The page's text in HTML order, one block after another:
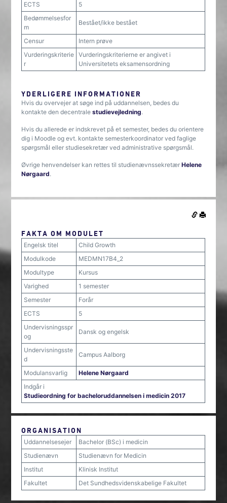
ECTS
5
Bedømmelsesfor
m
Bestået/ikke bestået
Censur
Intern prøve
Vurderingskriterie
r
Vurderingskriterierne er angivet i
Universitetets eksamensordning
YDERLIGERE INFORMATIONER
Hvis du overvejer at søge ind på uddannelsen, bedes du
kontakte den decentralestudievejledning.
Hvis du allerede er indskrevet på et semester, bedes du orientere
dig i Moodle og evt. kontakte semesterkoordinator ved faglige
spørgsmål eller studiesekretær ved administrative spørgsmål.
Øvrige henvendelser kan rettes til studienævnssekretærHelene
Nørgaard.
FAKTA OM MODULET
Engelsk titel
Child Growth
Modulkode
MEDMN17B4_2
Modultype
Kursus
Varighed
1 semester
Semester
Forår
ECTS
5
Undervisningsspr
og
Dansk og engelsk
Undervisningsste
d
Campus Aalborg
Modulansvarlig
Helene Nørgaard
Indgår i
Studieordning for bacheloruddannelsen i medicin 2017
ORGANISATION
Uddannelsesejer
Bachelor (BSc) i medicin
Studienævn
Studienævn for Medicin
Institut
Klinisk Institut
Fakultet
Det Sundhedsvidenskabelige Fakultet